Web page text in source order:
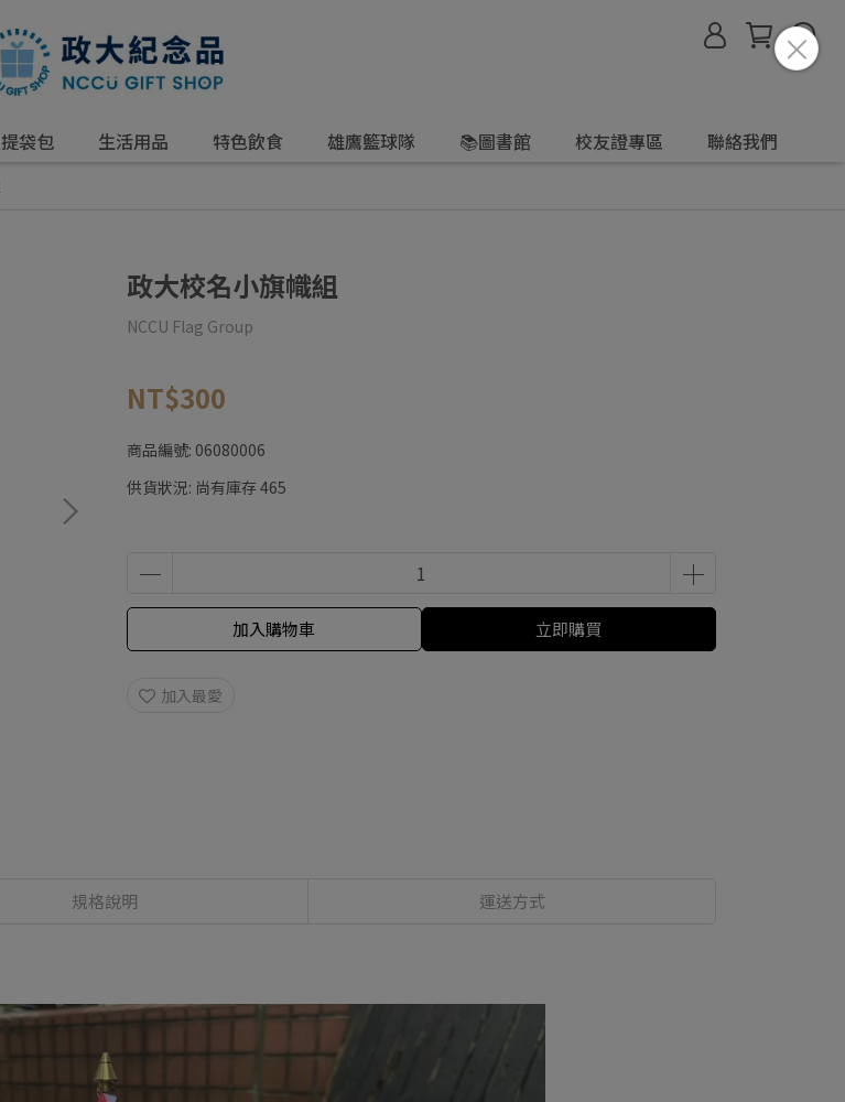
提袋包 生活用品 特色飲食 雄鷹籃球隊 📚圖書館 校友證專區 聯絡我們
政大校名小旗幟組
NCCU Flag Group
NT$300
商品編號: 06080006
供貨狀況: 尚有庫存 465
加入購物車 立即購買
加入最愛
規格說明 運送方式